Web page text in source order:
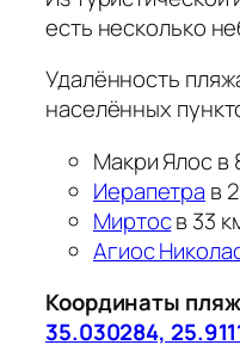
есть несколько
Удалённость
населённых
Макри Ялос в
Иерапетра в
Миртосв 33
Агиос
Координаты
35.030284,